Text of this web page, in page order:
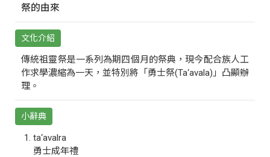
祭的由來
文化介紹
傳統祖靈祭是一系列為期四個月的祭典，現今配合族人工
作求學濃縮為一天，並特別將「勇士祭(Ta‘avala)」凸顯辦
理。
小辭典
ta‘avalra
勇士成年禮